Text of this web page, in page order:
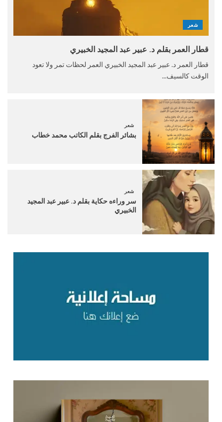
شعر
قطار العمر بقلم د. عبير عبد المجيد الخبيري
قطار العمر د. عبير عبد المجيد الخبيري العمر لحظات تمر ولا تعود
الوقت كالسيف...
شعر
بشائر الفرج بقلم الكاتب محمد خطاب
شعر
سر وراءه حكاية بقلم د. عبير عبد المجيد
الخبيري